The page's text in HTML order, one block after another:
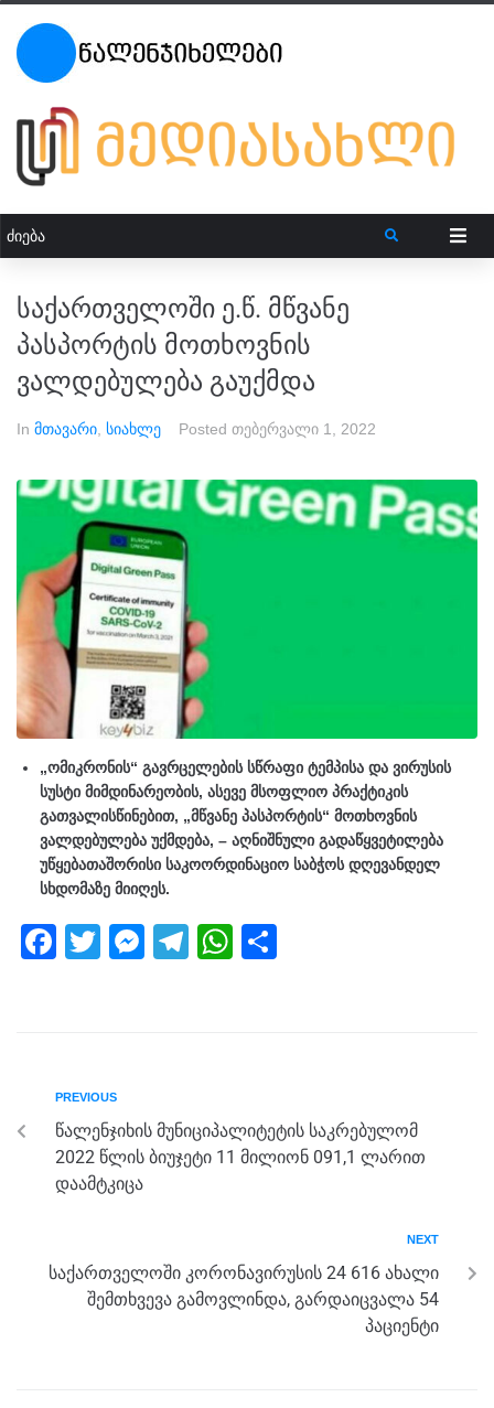
საქართველოში ე.წ. მწვანე
პასპორტის მოთხოვნის
ვალდებულება გაუქმდა
In მთავარი სიახლე Posted თებერვალი 1, 2022
„ომიკრონის“ გავრცელების სწრაფი ტემპისა და ვირუსის
სუსტი მიმდინარეობის, ასევე მსოფლიო პრაქტიკის
გათვალისწინებით, „მწვანე პასპორტის“ მოთხოვნის
ვალდებულება უქმდება, – აღნიშნული გადაწყვეტილება
უწყებათაშორისი საკოორდინაციო საბჭოს დღევანდელ
სხდომაზე მიიღეს.
F
b
o
o
k
T
M
g
er
T
m
W
p
p
PREVIOUS
წალენჯიხის მუნიციპალიტეტის საკრებულომ
2022 წლის ბიუჯეტი 11 მილიონ 091,1 ლარით
დაამტკიცა
NEXT
საქართველოში კორონავირუსის 24 616 ახალი
შემთხვევა გამოვლინდა, გარდაიცვალა 54
პაციენტი